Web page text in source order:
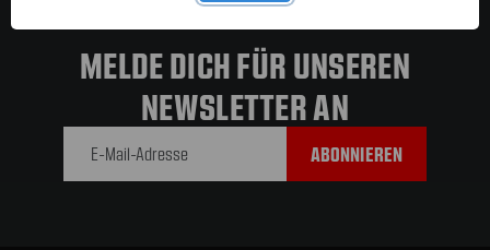
MELDE DICH FÜR UNSEREN
NEWSLETTER AN